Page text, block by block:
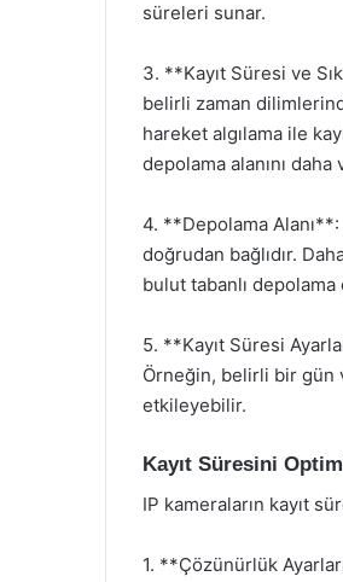
süreleri sunar.
3. **Kayıt Süresi ve
belirli zaman
hareket algılama ile
depolama alanını daha
4. **Depolama Alanı**:
doğrudan bağlıdır.
bulut tabanlı
5. **Kayıt Süresi
Örneğin, belirli bir gün
etkileyebilir.
Kayıt Süresini
IP kameraların kayıt
1. **Çözünürlük